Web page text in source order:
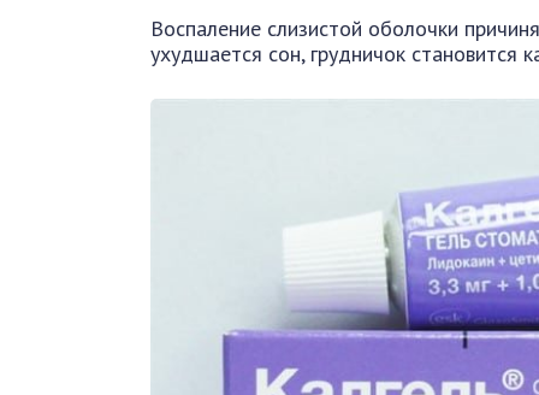
Воспаление слизистой оболочки
ухудшается сон, грудничок становится